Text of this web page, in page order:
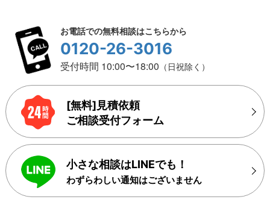
お電話での無料相談はこちらから
0120-26-3016
受付時間 10:00〜18:00 （日祝除く）
[無料]見積依頼
ご相談受付フォーム
小さな相談はLINEでも！
わずらわしい通知はございません